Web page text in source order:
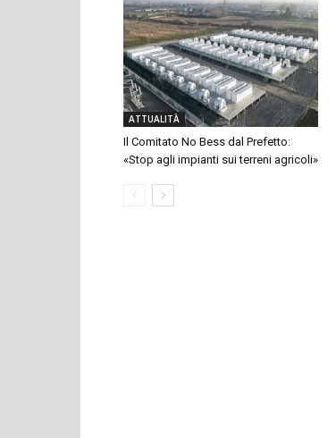
ATTUALITÀ
Il Comitato No Bess dal Prefetto:
«Stop agli impianti sui terreni agricoli»